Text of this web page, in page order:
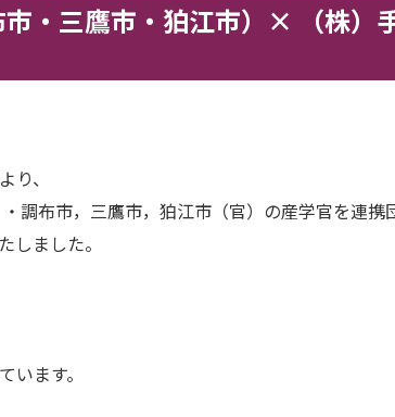
市・三鷹市・狛江市）× （株
り、
調布市，三鷹市，狛江市（官）の産学官を連携
ました。
ます。